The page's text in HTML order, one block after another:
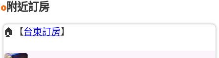
附近訂房
🏠【台東訂房】